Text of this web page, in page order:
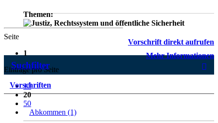
Themen:
Vorschrift direkt aufrufen
Mehr Informationen
Seite
1
Einträge pro Seite
10
20
50
Suchfilter
Vorschriften
Abkommen (1)